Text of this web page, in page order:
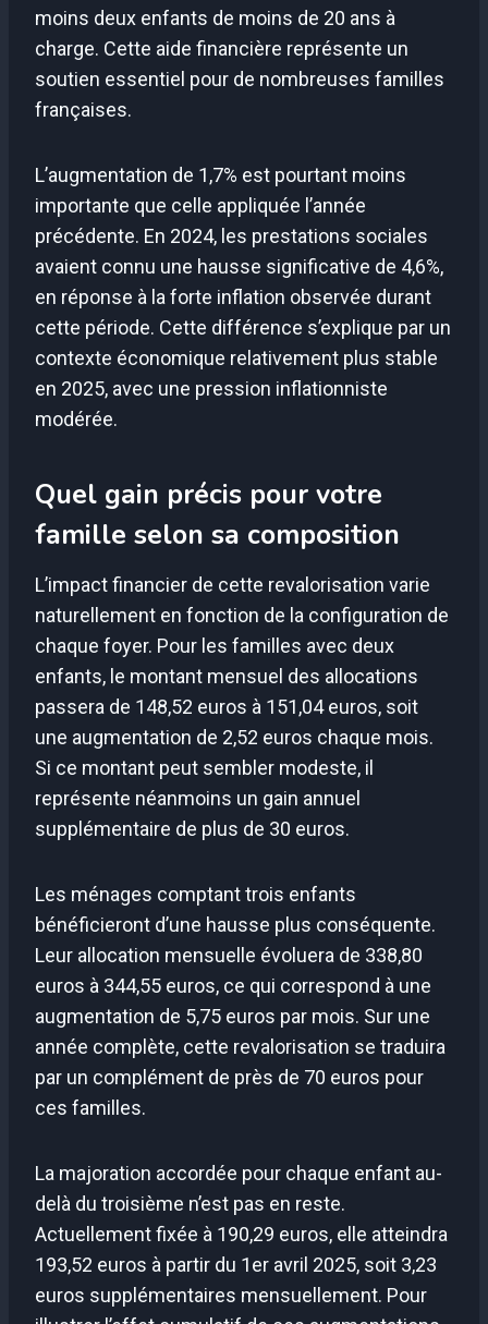
moins deux enfants de moins de 20 ans à
charge. Cette aide financière représente un
soutien essentiel pour de nombreuses familles
françaises.
L’augmentation de 1,7% est pourtant moins
importante que celle appliquée l’année
précédente. En 2024, les prestations sociales
avaient connu une hausse significative de 4,6%,
en réponse à la forte inflation observée durant
cette période. Cette différence s’explique par un
contexte économique relativement plus stable
en 2025, avec une pression inflationniste
modérée.
Quel gain précis pour votre
famille selon sa composition
L’impact financier de cette revalorisation varie
naturellement en fonction de la configuration de
chaque foyer. Pour les familles avec deux
enfants, le montant mensuel des allocations
passera de 148,52 euros à 151,04 euros, soit
une augmentation de 2,52 euros chaque mois.
Si ce montant peut sembler modeste, il
représente néanmoins un gain annuel
supplémentaire de plus de 30 euros.
Les ménages comptant trois enfants
bénéficieront d’une hausse plus conséquente.
Leur allocation mensuelle évoluera de 338,80
euros à 344,55 euros, ce qui correspond à une
augmentation de 5,75 euros par mois. Sur une
année complète, cette revalorisation se traduira
par un complément de près de 70 euros pour
ces familles.
La majoration accordée pour chaque enfant au-
delà du troisième n’est pas en reste.
Actuellement fixée à 190,29 euros, elle atteindra
193,52 euros à partir du 1er avril 2025, soit 3,23
euros supplémentaires mensuellement. Pour